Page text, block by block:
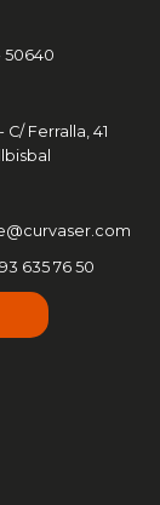
50640
Ferralla, 41
635 76 50